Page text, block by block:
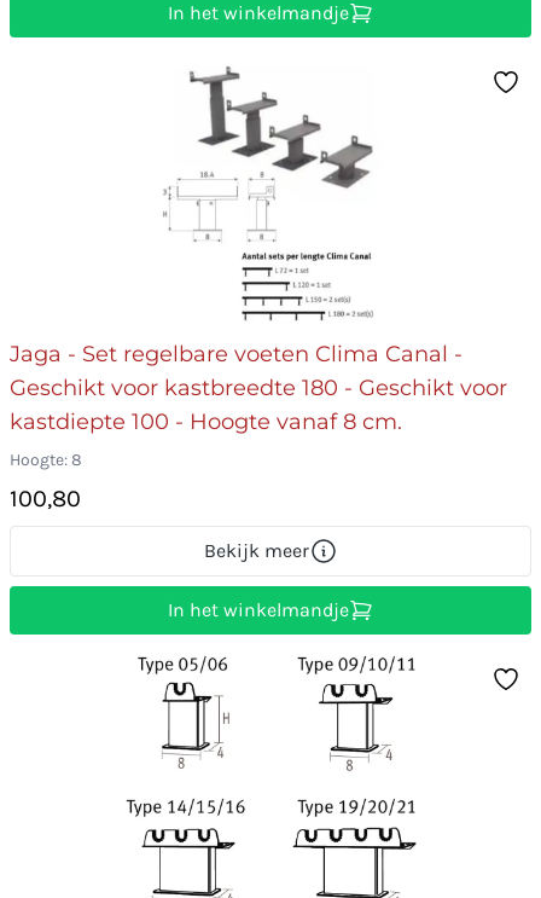
In het winkelmandje
Jaga - Set regelbare voeten Clima Canal -
Geschikt voor kastbreedte 180 - Geschikt voor
kastdiepte 100 - Hoogte vanaf 8 cm.
Hoogte: 8
100,80
Bekijk meer
In het winkelmandje